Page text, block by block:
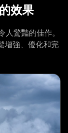
效果
人驚豔的佳作。
增強、優化和完